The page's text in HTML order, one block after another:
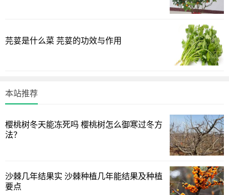
很清雅，但是品质不好的人参果就会有一种腐败变质的气
人参果怎么吃
汤、煮粥、泡酒等，做法多样。
本文分享的如何挑选人参果新鲜又好吃的全面方法讲解，
希望起一个抛砖引玉能解决您绿植中的问题吧。
芫荽是什么菜 芫荽的功效与作用
本站推荐
樱桃树冬天能冻死吗 樱桃树怎么御寒过冬方
法？
沙棘几年结果实 沙棘种植几年能结果及种植
要点